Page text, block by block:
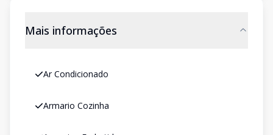
Mais informações
Ar Condicionado
Armario Cozinha